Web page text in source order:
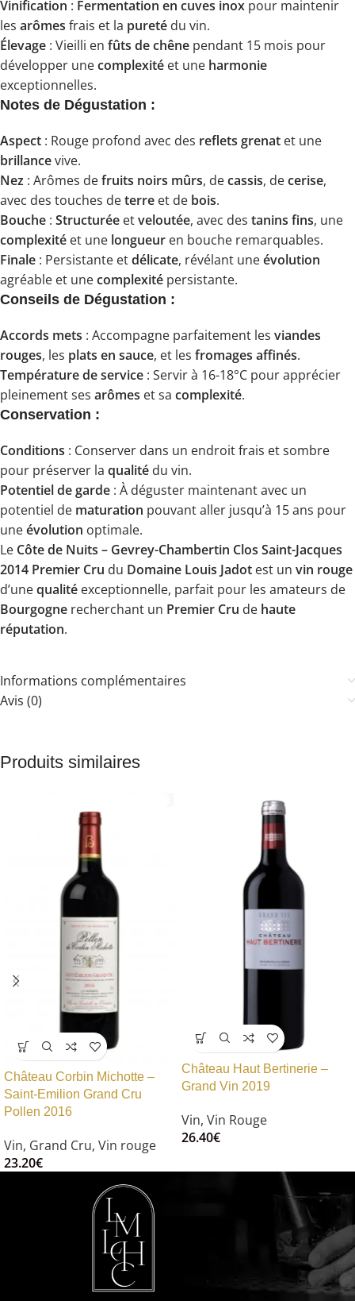
Vinification : Fermentation en cuves inox pour maintenir
les arômes frais et la pureté du vin.
Élevage : Vieilli en fûts de chêne pendant 15 mois pour
développer unecomplexité et une harmonie
exceptionnelles.
Notes de Dégustation :
Aspect : Rouge profond avec des reflets grenat et une
brillancevive.
Nez : Arômes defruits noirs mûrs, decassis, decerise,
avec des touches deterre et de bois.
Bouche : Structurée etveloutée, avec des tanins fins, une
complexité et une longueur en bouche remarquables.
Finale : Persistante etdélicate, révélant uneévolution
agréable et unecomplexité persistante.
Conseils de Dégustation :
Accords mets : Accompagne parfaitement les viandes
rouges, les plats en sauce, et les fromages affinés.
Température de service : Servir à 16-18°C pour apprécier
pleinement ses arômes et sa complexité.
Conservation :
Conditions : Conserver dans un endroit frais et sombre
pour préserver la qualité du vin.
Potentiel de garde : À déguster maintenant avec un
potentiel de maturation pouvant aller jusqu’à 15 ans pour
uneévolution optimale.
Le Côte de Nuits – Gevrey-Chambertin Clos Saint-Jacques
2014 Premier Cru du Domaine Louis Jadot est un vin rouge
d’unequalité exceptionnelle, parfait pour les amateurs de
Bourgogne recherchant un Premier Cru de haute
réputation.
Informations complémentaires
Avis (0)
Produits similaires
Château Corbin Michotte –
Saint-Emilion Grand Cru
Pollen 2016
Vin, Grand Cru, Vin rouge
23.20€
Château Haut Bertinerie –
Grand Vin 2019
Vin, Vin Rouge
26.40€